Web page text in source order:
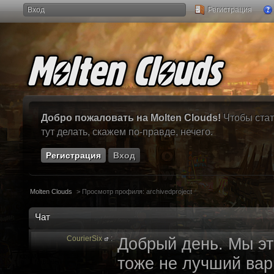
Вход Регистрация
Добро пожаловать на Molten Clouds! Чтобы
тут делать, скажем по-правде, нечего.
Регистрация Вход
Molten Clouds > Просмотр профиля: archivedproject
Чат
CourierSix : Добрый день. Мы
тоже не лучший